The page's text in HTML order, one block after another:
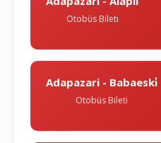
Otobüs Bileti
Adapazari - Babaeski̇
Otobüs Bileti